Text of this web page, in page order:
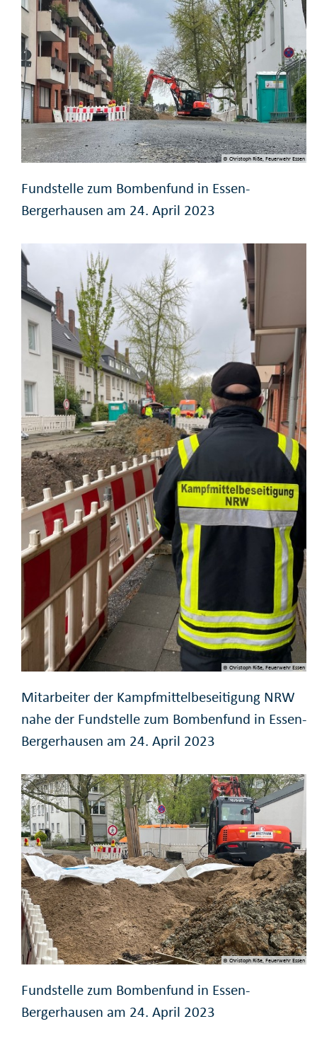
© Christoph Riße, Feuerwehr Essen
Fundstelle zum Bombenfund in Essen-
Bergerhausen am 24. April 2023
© Christoph Riße, Feuerwehr Essen
Mitarbeiter der Kampfmittelbeseitigung NRW
nahe der Fundstelle zum Bombenfund in Essen-
Bergerhausen am 24. April 2023
© Christoph Riße, Feuerwehr Essen
Fundstelle zum Bombenfund in Essen-
Bergerhausen am 24. April 2023